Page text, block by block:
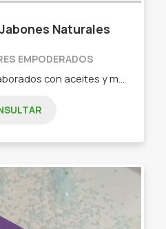
Naturales
EMPODERADOS